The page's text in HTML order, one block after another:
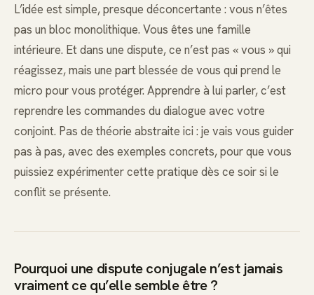
L’idée est simple, presque déconcertante : vous n’êtes
pas un bloc monolithique. Vous êtes une famille
intérieure. Et dans une dispute, ce n’est pas « vous » qui
réagissez, mais une part blessée de vous qui prend le
micro pour vous protéger. Apprendre à lui parler, c’est
reprendre les commandes du dialogue avec votre
conjoint. Pas de théorie abstraite ici : je vais vous guider
pas à pas, avec des exemples concrets, pour que vous
puissiez expérimenter cette pratique dès ce soir si le
conflit se présente.
Pourquoi une dispute conjugale n’est jamais
vraiment ce qu’elle semble être ?